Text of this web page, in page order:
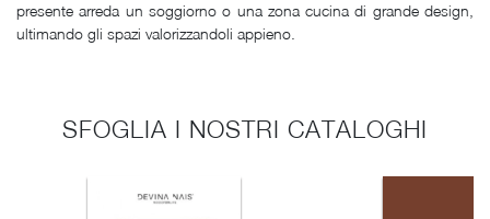
presente arreda un soggiorno o una zona cucina di grande design,
ultimando gli spazi valorizzandoli appieno.
SFOGLIA I NOSTRI CATALOGHI